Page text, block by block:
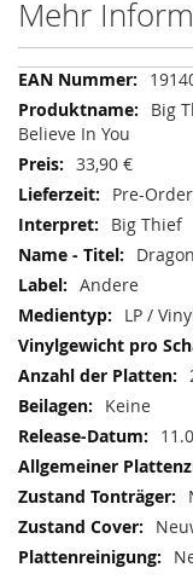
Mehr
Mehr
Informationen
Big
Believe In You
33,90 €
Pre-
Big Thief
Andere
LP /
Keine